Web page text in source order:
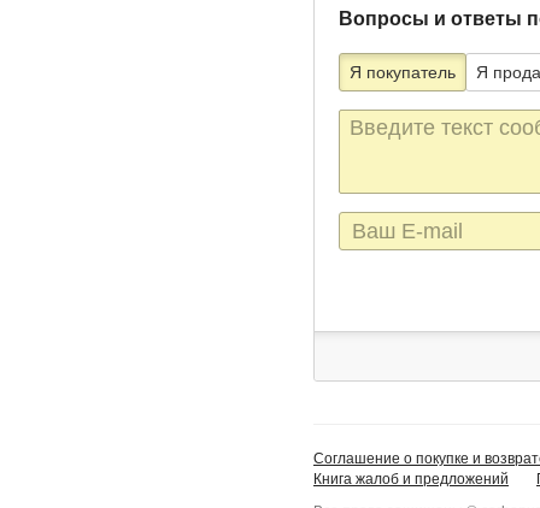
Вопросы и ответы
Я покупатель Я
Текст
сообщения
E-
mail
Соглашение о покупке и
Книга жалоб и предложений